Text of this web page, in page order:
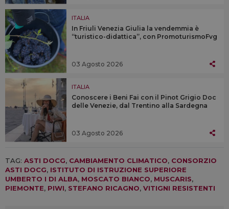
ITALIA
In Friuli Venezia Giulia la vendemmia è
“turistico-didattica”, con PromoturismoFvg
03 Agosto 2026
ITALIA
Conoscere i Beni Fai con il Pinot Grigio Doc
delle Venezie, dal Trentino alla Sardegna
03 Agosto 2026
TAG: ASTI DOCG, CAMBIAMENTO CLIMATICO, CONSORZIO
ASTI DOCG, ISTITUTO DI ISTRUZIONE SUPERIORE
UMBERTO I DI ALBA, MOSCATO BIANCO, MUSCARIS,
PIEMONTE, PIWI, STEFANO RICAGNO, VITIGNI RESISTENTI